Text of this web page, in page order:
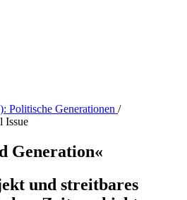
Politische Generationen /
Issue
Generation«
und streitbares